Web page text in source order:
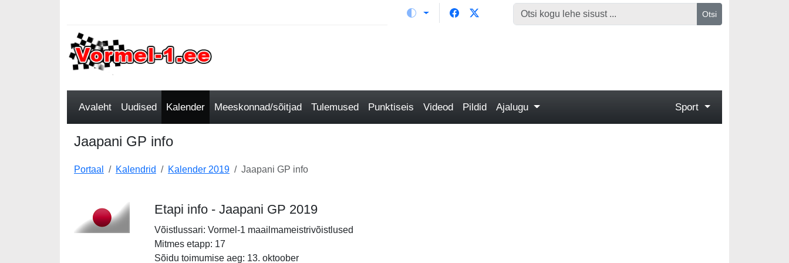
Otsi
Avaleht Uudised Kalender Meeskonnad/sõitjad Tulemused Punktiseis Videod Pildid Ajalugu Sport
Jaapani GP info
Portaal Kalendrid Kalender 2019 Jaapani GP info
Etapi info - Jaapani GP 2019
Võistlussari: Vormel-1 maailmameistrivõistlused
Mitmes etapp: 17
Sõidu toimumise aeg: 13. oktoober